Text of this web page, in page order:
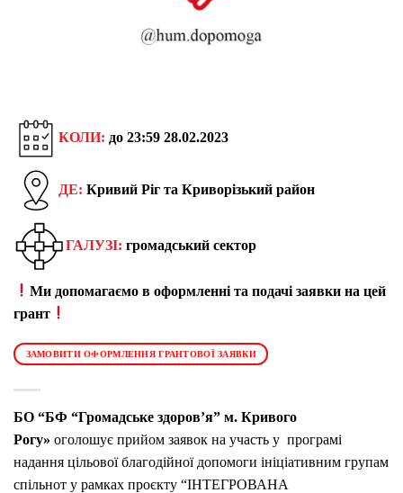
КОЛИ: до 23:59 28.02.2023
ДЕ: Кривий Ріг та Криворізький район
ГАЛУЗІ: громадський сектор
Ми допомагаємо в оформленні та подачі заявки на цей
грант
ЗАМОВИТИ ОФОРМЛЕННЯ ГРАНТОВОЇ ЗАЯВКИ
БО “БФ “Громадське здоров’я” м. Кривого
Рогу» оголошує прийом заявок на участь у програмі
надання цільової благодійної допомоги ініціативним групам
спільнот у рамках проєкту “ІНТЕГРОВАНА